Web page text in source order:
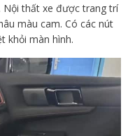
Nội thất xe được trang trí
màu cam. Có các nút
khỏi màn hình.